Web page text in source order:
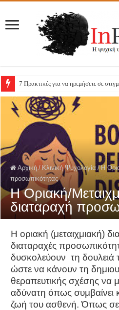
7 Πρακτικές για να ηρεμήσετε σε
Αρχική / Κλινική Ψυχολογία / Η
προσωπικότητας
Η Οριακή/
διαταραχή
H οριακή (μεταιχμιακή)
διαταραχές
δυσκολεύουν τη δουλειά
ώστε να κάνουν τη
θεραπευτικής σχέσης να
αδύνατη όπως συμβαίνει
ζωή του ασθενή. Όπως σε